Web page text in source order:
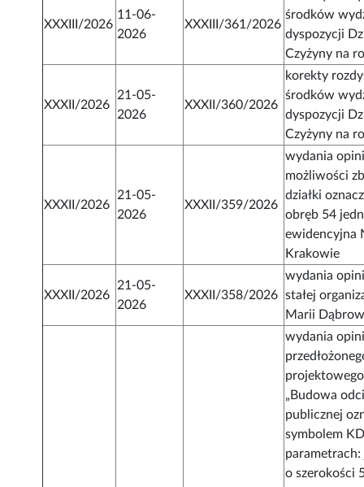
XXXIII/2026
11-06-
2026
XXXIII/361/2026
środków
dyspozycji
Czyżyny na
XXXII/2026
21-05-
2026
XXXII/360/2026
korekty
środków
dyspozycji
Czyżyny na
XXXII/2026
21-05-
2026
XXXII/359/2026
wydania
możliwości
działki
obręb 54
ewidencyjna
Krakowie
XXXII/2026
21-05-
2026
XXXII/358/2026
wydania
stałej
Marii
wydania
„Budowa
publicznej
symbolem
o szerokości